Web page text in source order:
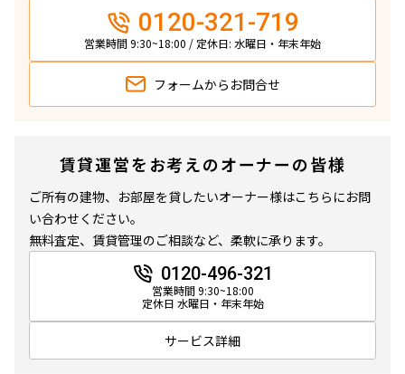
新築
3年以内
10年以内
15年以内
20年以内
30年以内
指定なし
1分以内
3分以内
5分以内
10分以内
専任物件
申込無し物件のみ表示
0120-321-719
営業時間 9:30~18:00 / 定休日: 水曜日・年末年始
フォームから お問合せ
賃貸運営をお考えのオーナーの皆様
ご所有の建物、お部屋を貸したいオーナー様はこちらにお問
い合わせください。
無料査定、賃貸管理のご相談など、柔軟に承ります。
0120-496-321
営業時間 9:30~18:00
定休日 水曜日・年末年始
サービス詳細